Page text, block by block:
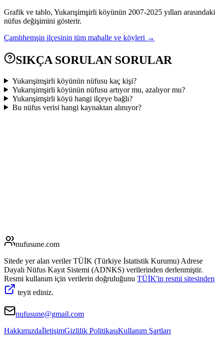
Grafik ve tablo, Yukarışimşirli köyünün 2007-2025 yılları arasındaki
nüfus değişimini gösterir.
Çamlıhemşin ilçesinin tüm mahalle ve köyleri →
SIKÇA SORULAN SORULAR
Yukarışimşirli köyünün nüfusu kaç kişi?
Yukarışimşirli köyünün nüfusu artıyor mu, azalıyor mu?
Yukarışimşirli köyü hangi ilçeye bağlı?
Bu nüfus verisi hangi kaynaktan alınıyor?
nufusune.com
Sitede yer alan veriler TÜİK (Türkiye İstatistik Kurumu) Adrese
Dayalı Nüfus Kayıt Sistemi (ADNKS) verilerinden derlenmiştir.
Resmi kullanım için verilerin doğruluğunu TÜİK'in resmi sitesinden
teyit ediniz.
nufusune@gmail.com
HakkımızdaİletişimGizlilik PolitikasıKullanım Şartları